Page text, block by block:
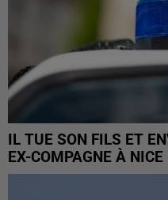
IL TUE SON FILS ET
EX-COMPAGNE À NICE